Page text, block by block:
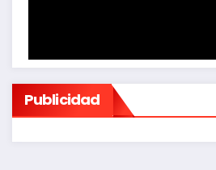
Publicidad